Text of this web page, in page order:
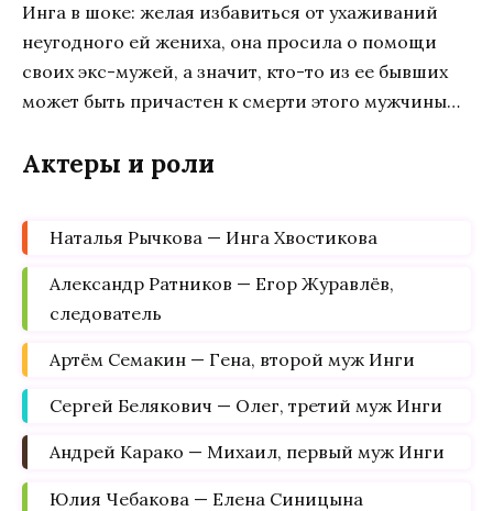
Инга в шоке: желая избавиться от ухаживаний
неугодного ей жениха, она просила о помощи
своих экс-мужей, а значит, кто-то из ее бывших
может быть причастен к смерти этого мужчины…
Актеры и роли
Наталья Рычкова — Инга Хвостикова
Александр Ратников — Егор Журавлёв,
следователь
Артём Семакин — Гена, второй муж Инги
Сергей Белякович — Олег, третий муж Инги
Андрей Карако — Михаил, первый муж Инги
Юлия Чебакова — Елена Синицына